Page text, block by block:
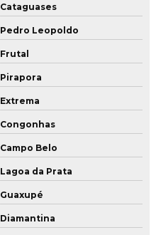
Cataguases
Pedro Leopoldo
Frutal
Pirapora
Extrema
Congonhas
Campo Belo
Lagoa da Prata
Guaxupé
Diamantina